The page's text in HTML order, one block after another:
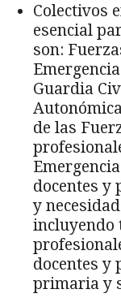
Colectivos
esencial
son:
Guardia
de las
docentes y
y
incluyendo
docentes y
primaria y